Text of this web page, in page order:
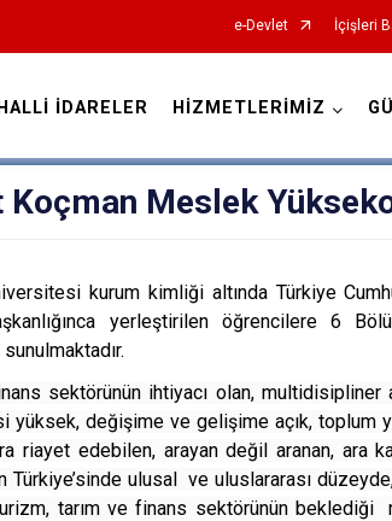
e-Devlet İçişleri
Bodrum
Dalaman
Datça
Fethiye
İDARELER HİZMETLERİMİZ
Koçman Meslek
kurum kimliği altında Türkiye
yerleştirilen öğrencilere 6
sektörünün ihtiyacı olan, multidisipliner
değişime ve gelişime açık, toplum
riayet edebilen, arayan değil aranan, ara
ulusal ve uluslararası düzeyde,
tarım ve finans sektörünün beklediği